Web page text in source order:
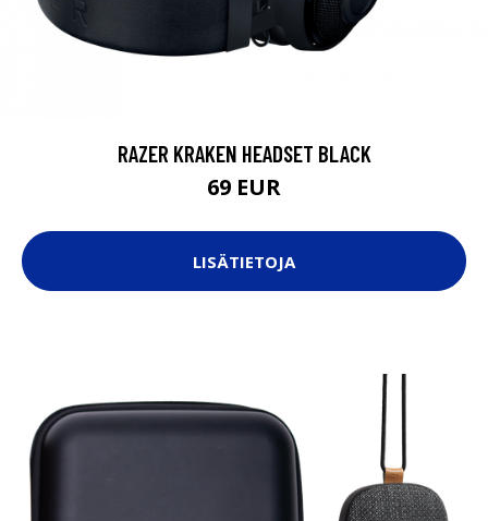
RAZER KRAKEN HEADSET BLACK
69 EUR
LISÄTIETOJA